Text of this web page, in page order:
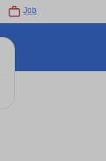
Job